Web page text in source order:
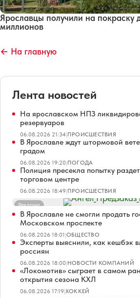
Ярославцы получили на покраску
миллионов
← На главную
Лента новостей
На ярославском НПЗ
резервуаров
06.08.2026 21:34|ПРОИСШЕСТВИЯ
В Ярославле ждут штормовой
градом
06.08.2026 19:20|ПОГОДА
Полиция пресекла попытку
торговом центре
06.08.2026 18:49|ПРОИСШЕСТВИЯ
Реклама
В Ярославле не смогли продать
Московском проспекте
06.08.2026 18:01|ОБЩЕСТВО
Эксперты выяснили, как кешбэк
россиян
06.08.2026 18:00|НОВОСТИ КОМПАНИЙ
«Локомотив» сыграет в самом
открытия сезона КХЛ
06.08.2026 17:19|ХОККЕЙ